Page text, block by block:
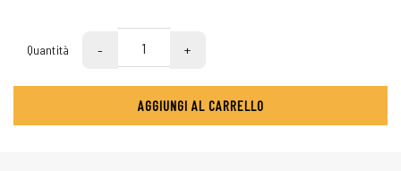
Quantità - +
AGGIUNGI AL CARRELLO